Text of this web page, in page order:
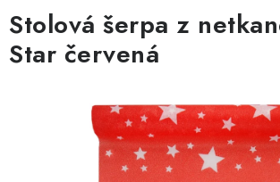
BALÓNKY
PARTY STOLOVÁNÍ
SVATEBNÍ DOPLŇKY
Stolová šerpa z
Star červená